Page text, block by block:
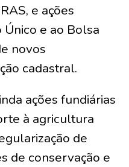
e ações
e ao Bolsa
novos
cadastral.
ações fundiárias
à agricultura
de
de conservação e